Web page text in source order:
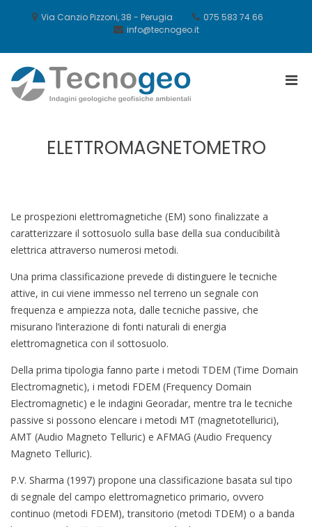
Via Canzio Pizzoni, 38 - Perugia
075 583 74 66
info@tecnogeo.it
ELETTROMAGNETOMETRO
Le prospezioni elettromagnetiche (EM) sono finalizzate a
caratterizzare il sottosuolo sulla base della sua conducibilità
elettrica attraverso numerosi metodi.
Una prima classificazione prevede di distinguere le tecniche
attive, in cui viene immesso nel terreno un segnale con
frequenza e ampiezza nota, dalle tecniche passive, che
misurano l’interazione di fonti naturali di energia
elettromagnetica con il sottosuolo.
Della prima tipologia fanno parte i metodi TDEM (Time Domain
Electromagnetic), i metodi FDEM (Frequency Domain
Electromagnetic) e le indagini Georadar, mentre tra le tecniche
passive si possono elencare i metodi MT (magnetotellurici),
AMT (Audio Magneto Telluric) e AFMAG (Audio Frequency
Magneto Telluric).
P.V. Sharma (1997) propone una classificazione basata sul tipo
di segnale del campo elettromagnetico primario, ovvero
continuo (metodi FDEM), transitorio (metodi TDEM) o a banda